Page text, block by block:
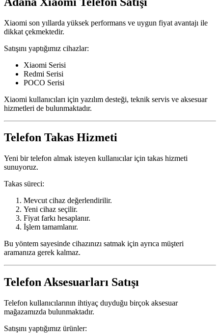
Xiaomi son yıllarda yüksek performans ve uygun fiyat avantajı ile
dikkat çekmektedir.
Satışını yaptığımız cihazlar:
Xiaomi Serisi
Redmi Serisi
POCO Serisi
Xiaomi kullanıcıları için yazılım desteği, teknik servis ve aksesuar
hizmetleri de bulunmaktadır.
Telefon Takas Hizmeti
Yeni bir telefon almak isteyen kullanıcılar için takas hizmeti
sunuyoruz.
Takas süreci:
Mevcut cihaz değerlendirilir.
Yeni cihaz seçilir.
Fiyat farkı hesaplanır.
İşlem tamamlanır.
Bu yöntem sayesinde cihazınızı satmak için ayrıca müşteri
aramanıza gerek kalmaz.
Telefon Aksesuarları Satışı
Telefon kullanıcılarının ihtiyaç duyduğu birçok aksesuar
mağazamızda bulunmaktadır.
Satışını yaptığımız ürünler: